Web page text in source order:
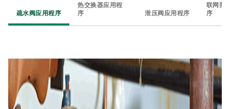
疏水阀应用程序​
热交换器应用程
序​
泄压阀应用程序​
联网照
序​